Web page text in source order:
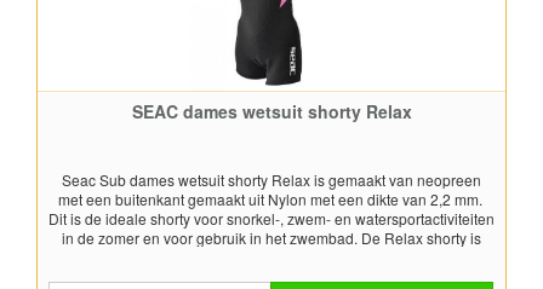
SEAC dames wetsuit shorty Relax
Seac Sub dames wetsuit shorty Relax is gemaakt van neopreen
met een buitenkant gemaakt uit Nylon met een dikte van 2,2 mm.
Dit is de ideale shorty voor snorkel-, zwem- en watersportactiviteiten
in de zomer en voor gebruik in het zwembad. De Relax shorty is